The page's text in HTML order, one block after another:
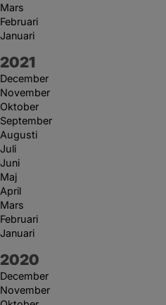
Mars
Februari
Januari
År:
2021
December
November
Oktober
September
Augusti
Juli
Juni
Maj
April
Mars
Februari
Januari
År:
2020
December
November